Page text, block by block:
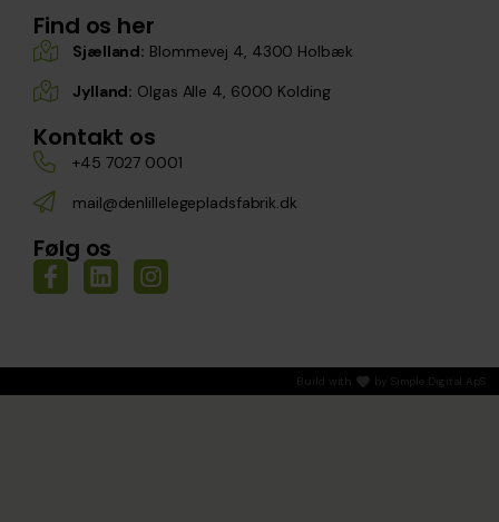
Find os her
Sjælland: Blommevej 4, 4300 Holbæk
Jylland: Olgas Alle 4, 6000 Kolding
Kontakt os
+45 7027 0001
mail@denlillelegepladsfabrik.dk
Følg os
Build with by Simple Digital ApS